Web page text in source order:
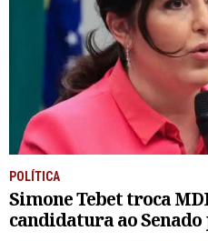
POLÍTICA
Simone Tebet troca
candidatura ao Senado